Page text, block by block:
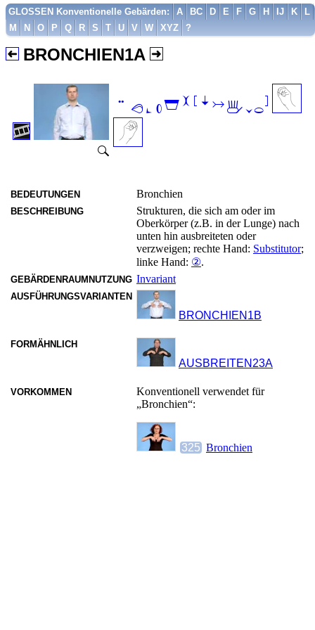
GLOSSEN Konventionelle Gebärden: A BC D E F G H IJ K
L
M
N O P Q R S T U V W XYZ ?
BRONCHIEN1A

BEDEUTUNGEN Bronchien
BESCHREIBUNG
Strukturen, die sich am oder im
Oberkörper (z.B. in der Lunge) nach
unten hin ausbreiteten oder
verzweigen; rechte Hand: Substitutor;
linke Hand: ②.
GEBÄRDENRAUMNUTZUNG Invariant
AUSFÜHRUNGSVARIANTEN
BRONCHIEN1B
FORMÄHNLICH
AUSBREITEN23A
VORKOMMEN
Konventionell verwendet für
„Bronchien“:
325 Bronchien